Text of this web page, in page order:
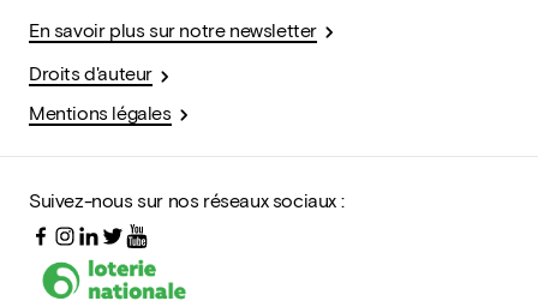
En savoir plus sur notre newsletter
Droits d'auteur
Mentions légales
Suivez-nous sur nos réseaux sociaux :